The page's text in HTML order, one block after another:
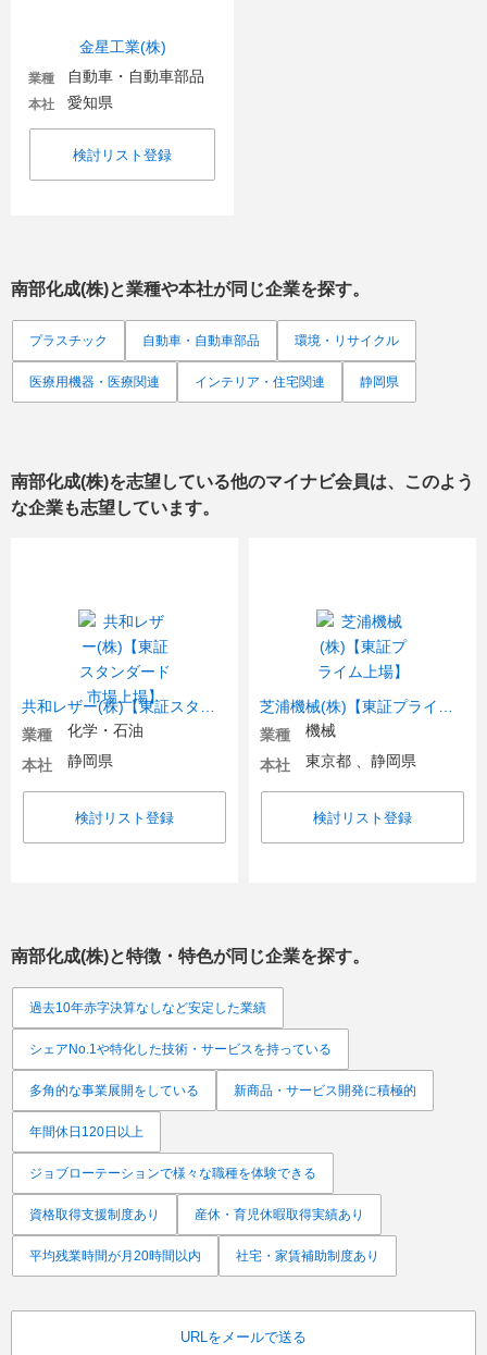
金星工業(株)
業種 自動車・自動車部品
本社 愛知県
検討リスト登録
南部化成(株)と業種や本社が同じ企業を探す。
プラスチック 自動車・自動車部品 環境・リサイクル
医療用機器・医療関連 インテリア・住宅関連 静岡県
南部化成(株)を志望している他のマイナビ会員は、このよう
な企業も志望しています。
業種
化学・石油
本社
静岡県
検討リスト登録
業種
機械
本社
東京都 、静岡県
検討リスト登録
南部化成(株)と特徴・特色が同じ企業を探す。
過去10年赤字決算なしなど安定した業績
シェアNo.1や特化した技術・サービスを持っている
多角的な事業展開をしている 新商品・サービス開発に積極的
年間休日120日以上
ジョブローテーションで様々な職種を体験できる
資格取得支援制度あり 産休・育児休暇取得実績あり
平均残業時間が月20時間以内 社宅・家賃補助制度あり
URLをメールで送る